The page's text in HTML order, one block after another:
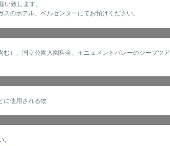
致します。
のホテル、ベルセンターにてお預けください。
）、国立公園入園料金、モニュメントバレーのジープツア
に使用される物